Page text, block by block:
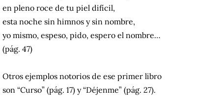
en pleno roce de tu piel difícil,
esta noche sin himnos y sin nombre,
yo mismo, espeso, pido, espero el nombre…
(pág. 47)
Otros ejemplos notorios de ese primer libro
son “Curso” (pág. 17) y “Déjenme” (pág. 27).